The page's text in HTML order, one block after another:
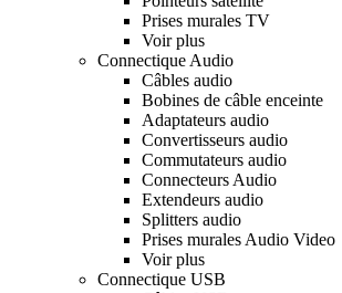
Prises murales TV
Voir plus
Connectique Audio
Câbles audio
Bobines de câble enceinte
Adaptateurs audio
Convertisseurs audio
Commutateurs audio
Connecteurs Audio
Extendeurs audio
Splitters audio
Prises murales Audio Video
Voir plus
Connectique USB